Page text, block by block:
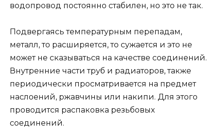
водопровод постоянно стабилен, но это не так.
Подвергаясь температурным перепадам,
металл, то расширяется, то сужается и это не
может не сказываться на качестве соединений.
Внутренние части труб и радиаторов, также
периодически просматривается на предмет
наслоений, ржавчины или накипи. Для этого
проводится распаковка резьбовых
соединений.